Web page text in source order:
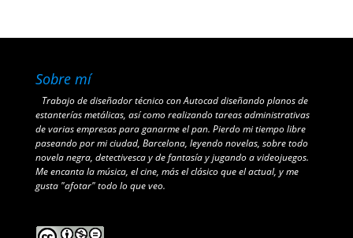
Sobre mí
Trabajo de diseñador técnico con Autocad diseñando planos de
estanterías metálicas, así como realizando tareas administrativas
de varias empresas para ganarme el pan. Pierdo mi tiempo libre
paseando por mi ciudad, Barcelona, leyendo novelas, sobre todo
novela negra, detectivesca y de fantasía y jugando a videojuegos.
Me encanta la música, el cine, más el clásico que el actual, y me
gusta "afotar" todo lo que veo.